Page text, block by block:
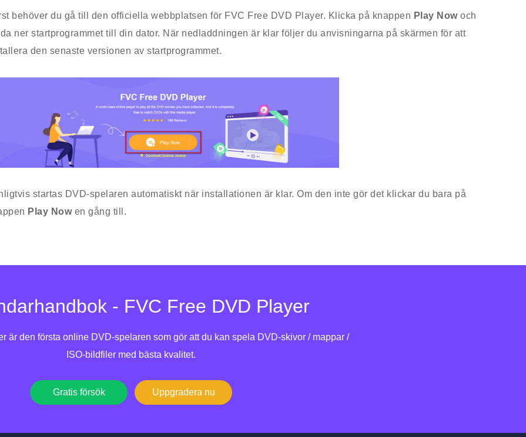
behöver du gå till den officiella webbplatsen för FVC Free DVD Player. Klicka på knappen Play Nowoch
ner startprogrammet till din dator. När nedladdningen är klar följer du anvisningarna på skärmen för att
den senaste versionen av startprogrammet.
startas DVD-spelaren automatiskt när installationen är klar. Om den inte gör det klickar du bara på
Play Nowen gång till.
- FVC Free DVD Player
är den första online DVD-spelaren som gör att du kan spela DVD-skivor / mappar /
ISO-bildfiler med bästa kvalitet.
Gratis försök Uppgradera nu